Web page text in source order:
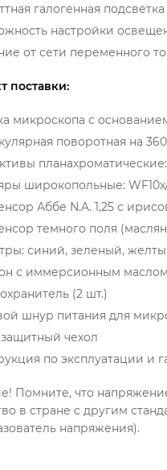
галогенная
настройки
от сети переменного
поставки:
микроскопа с
поворотная на
широкопольные:
Аббе N.A. 1,25 с
темного поля
синий, зеленый,
с иммерсионным маслом
(2 шт.)
шнур питания для
чехол
по эксплуатации и
Помните, что
в стране с другим
напряжения).